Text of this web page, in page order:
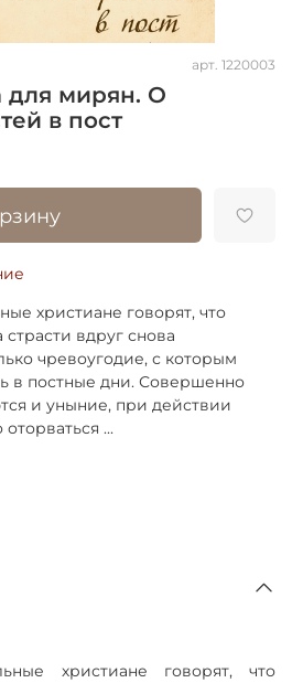
арт. 1220003
для мирян. О
в пост
христиане говорят, что
вдруг снова
чревоугодие, с которым
в постные дни. Совершенно
и уныние, при действии
...
христиане говорят, что